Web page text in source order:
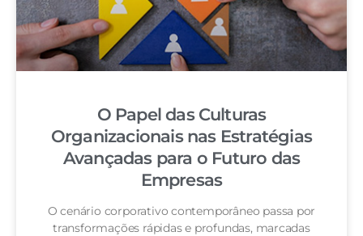
O Papel das Culturas
Organizacionais nas Estratégias
Avançadas para o Futuro das
Empresas
O cenário corporativo contemporâneo passa por
transformações rápidas e profundas, marcadas